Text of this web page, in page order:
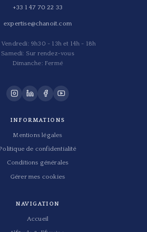
+33 1 47 70 22 33
expertise@chanoit.com
9h30 - 13h et 14h - 18h
Samedi: Sur rendez-vous
Dimanche: Fermé
INFORMATIONS
Mentions légales
de confidentialité
Conditions générales
Gérer mes cookies
NAVIGATION
Accueil